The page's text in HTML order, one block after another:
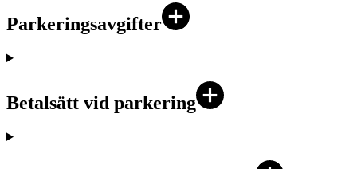
Parkeringsavgifter
Betalsätt vid parkering